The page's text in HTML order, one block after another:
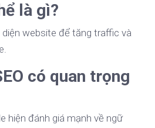
là gì?
website để tăng traffic và
có quan trọng
hiện đánh giá mạnh về ngữ